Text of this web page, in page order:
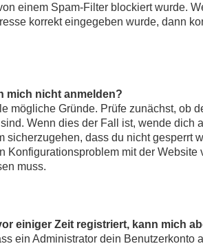
einem Spam-Filter blockiert wurde.
korrekt eingegeben wurde, dann
mich nicht anmelden?
mögliche Gründe. Prüfe zunächst, ob
Wenn dies der Fall ist, wende dich
sicherzugehen, dass du nicht gesperrt
Konfigurationsproblem mit der Website
muss.
einiger Zeit registriert, kann mich
ein Administrator dein Benutzerkonto